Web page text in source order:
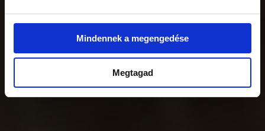
Mindennek a megengedése
Megtagad